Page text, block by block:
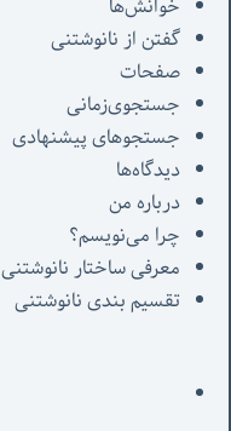
خوانش‌ها
گفتن از نانوشتنی
صفحات
جستجوی‌زمانی
جستجوهای پیشنهادی
دیدگاه‌ها
درباره من
چرا می‌نویسم؟
معرفی‌ ساختار نانوشتنی
تقسیم بندی نانوشتنی